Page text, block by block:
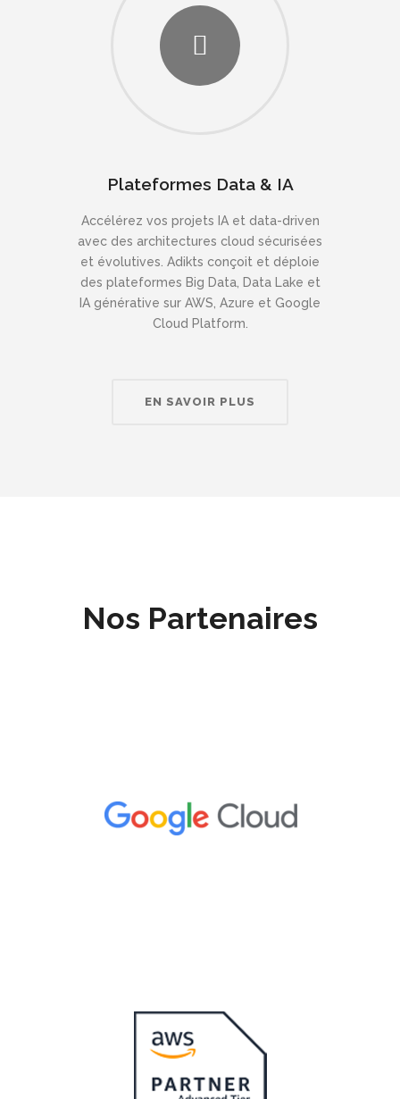
Plateformes Data & IA
Accélérez vos projets IA et data-driven
avec des architectures cloud sécurisées
et évolutives. Adikts conçoit et déploie
des plateformes Big Data, Data Lake et
IA générative sur AWS, Azure et Google
Cloud Platform.
EN SAVOIR PLUS
Nos Partenaires